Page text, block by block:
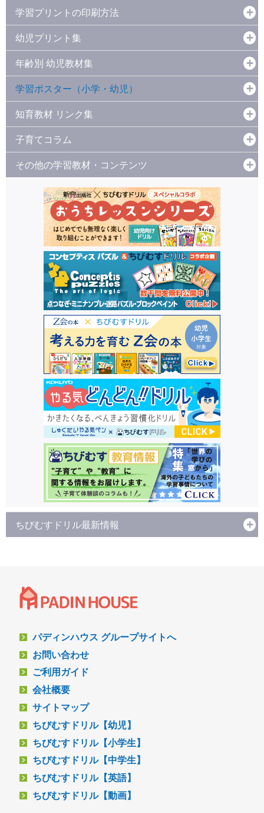
学習プリントの印刷方法
幼児プリント集
年齢別 幼児教材集
学習ポスター（小学・幼児）
知育教材 リンク集
子育てコラム
その他の学習教材・コンテンツ
ちびむすドリル最新情報
パディンハウス グループサイトへ
お問い合わせ
ご利用ガイド
会社概要
サイトマップ
ちびむすドリル【幼児】
ちびむすドリル【小学生】
ちびむすドリル【中学生】
ちびむすドリル【英語】
ちびむすドリル【動画】